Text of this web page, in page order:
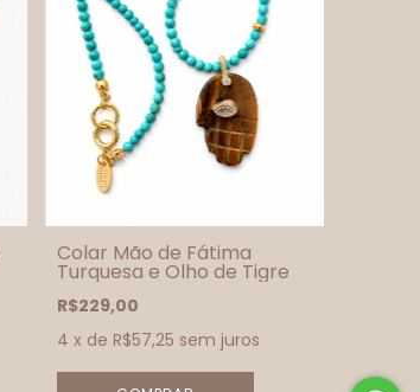
Colar Mão de Fátima
Turquesa e Olho de Tigre
R$229,00
4 x de R$57,25 sem juros